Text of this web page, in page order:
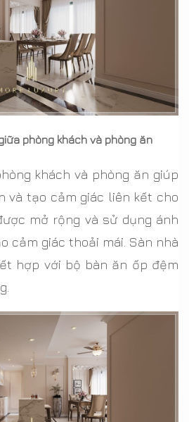
phòng khách và phòng ăn
khách và phòng ăn giúp
và tạo cảm giác liên kết cho
mở rộng và sử dụng ánh
cảm giác thoải mái. Sàn nhà
hợp với bộ bàn ăn ốp đệm